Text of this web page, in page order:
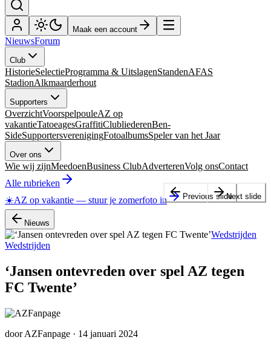
Maak een account
NieuwsForum
Club
HistorieSelectieProgramma & UitslagenStandenAFAS
StadionAlkmaarderhout
Supporters
OverzichtVoorspelpouleAZ op
vakantieTatoeagesGraffitiClubliederenBen-
SideSupportersverenigingFotoalbumsSpeler van het Jaar
Over ons
Wie wij zijnMeedoenBusiness ClubAdverterenVolg onsContact
Alle rubrieken
☀️AZ op vakantie — stuur je zomerfoto in
Nieuws
Wedstrijden
Wedstrijden
‘Jansen ontevreden over spel AZ tegen
FC Twente’
door AZFanpage · 14 januari 2024
Previous slideNext slide